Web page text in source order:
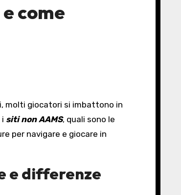
come
siti non AAMS, quali sono le
per navigare e giocare in
e differenze